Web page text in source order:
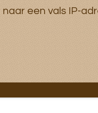
een vals IP-